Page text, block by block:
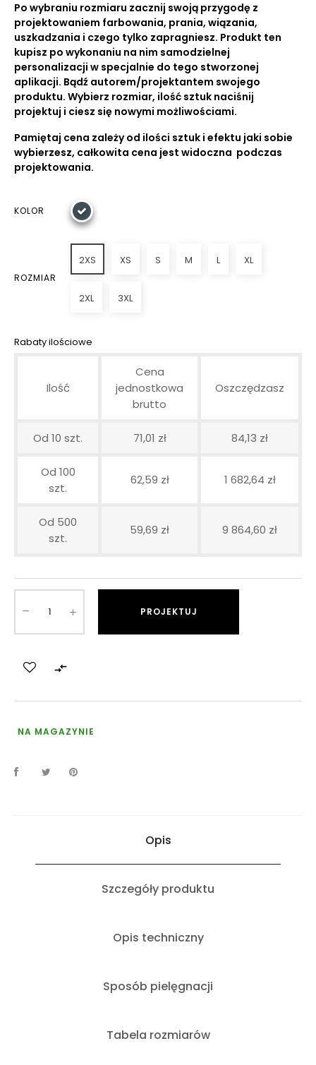
Po wybraniu rozmiaru zacznij swoją przygodę z
projektowaniem farbowania, prania, wiązania,
uszkadzania i czego tylko zapragniesz. Produkt ten
kupisz po wykonaniu na nim samodzielnej
personalizacji w specjalnie do tego stworzonej
aplikacji. Bądź autorem/projektantem swojego
produktu. Wybierz rozmiar, ilość sztuk naciśnij
projektuj i ciesz się nowymi możliwościami.
Pamiętaj cena zależy od ilości sztuk i efektu jaki sobie
wybierzesz, całkowita cena jest widoczna podczas
projektowania.
KOLOR
ROZMIAR
2XS XS S M L XL
2XL 3XL
Rabaty ilościowe
Ilość
Cena
jednostkowa
brutto
Oszczędzasz
Od 10 szt. 71,01 zł 84,13 zł
Od 100
szt.
62,59 zł 1 682,64 zł
Od 500
szt.
59,69 zł 9 864,60 zł
PROJEKTUJ

NA MAGAZYNIE
Opis
Szczegóły produktu
Opis techniczny
Sposób pielęgnacji
Tabela rozmiarów